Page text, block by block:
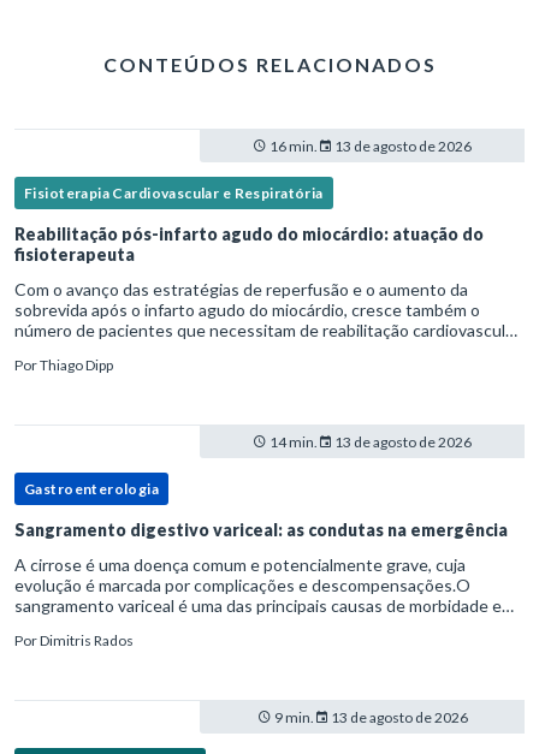
CONTEÚDOS RELACIONADOS
16 min. 13 de agosto de 2026
Fisioterapia Cardiovascular e Respiratória
Reabilitação pós-infarto agudo do miocárdio: atuação do
fisioterapeuta
Com o avanço das estratégias de reperfusão e o aumento da
sobrevida após o infarto agudo do miocárdio, cresce também o
número de pacientes que necessitam de reabilitação cardiovascular
PorThiago Dipp
14 min. 13 de agosto de 2026
Gastroenterologia
Sangramento digestivo variceal: as condutas na emergência
A cirrose é uma doença comum e potencialmente grave, cuja
evolução é marcada por complicações e descompensações.O
sangramento variceal é uma das principais causas de morbidade e
hipertensão port
PorDimitris Rados
9 min. 13 de agosto de 2026